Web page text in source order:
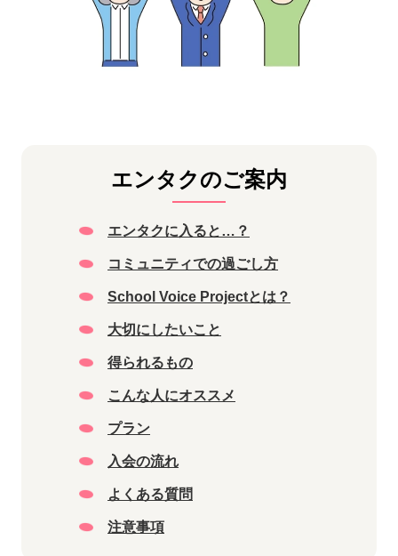
エンタクのご案内
エンタクに入ると…？
コミュニティでの過ごし方
School Voice Projectとは？
大切にしたいこと
得られるもの
こんな人にオススメ
プラン
入会の流れ
よくある質問
注意事項